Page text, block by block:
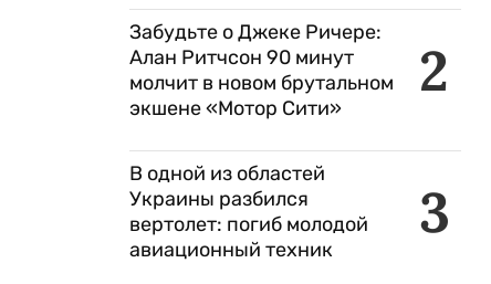
2
Забудьте о Джеке Ричере:
Алан Ритчсон 90 минут
молчит в новом брутальном
экшене «Мотор Сити»
3
В одной из областей
Украины разбился
вертолет: погиб молодой
авиационный техник